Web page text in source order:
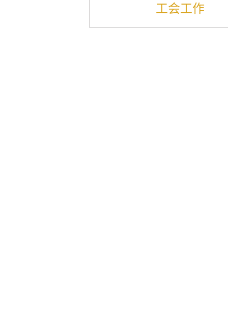
工会工作